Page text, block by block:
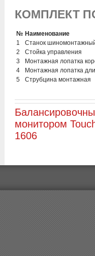
КОМПЛЕКТ
№ Наименование
1
Станок
2
Стойка управления
3
Монтажная лопатка
4
Монтажная лопатка
5
Струбцина монтажная
монитором
1606